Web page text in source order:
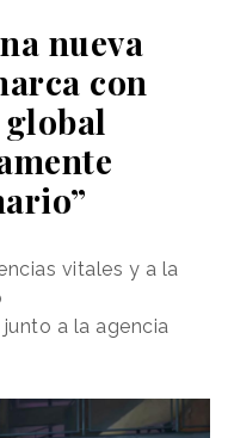
aún más
“L
as decisiones
nueva
con
vitales y a la
a la agencia